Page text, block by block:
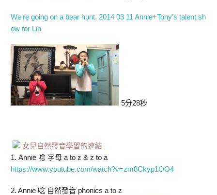
We’re going on a bear hunt. 2014 03 11 Annie+Tony’s talent sh
ow for Lia
5分28秒
女兒自然發音學習的連結
1. Annie 唸 字母 a to z & z to a
https://www.youtube.com/watch?v=zm8Ckyp1OO4
2. Annie 唸 自然發音 phonics a to z